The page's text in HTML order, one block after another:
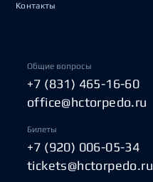
Контакты
Общие вопросы
+7 (831) 465-16-60
office@hctorpedo.ru
Билеты
+7 (920) 006-05-34
tickets@hctorpedo.ru